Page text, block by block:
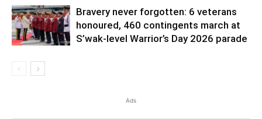
Bravery never forgotten: 6 veterans
honoured, 460 contingents march at
S’wak-level Warrior’s Day 2026 parade
Ads